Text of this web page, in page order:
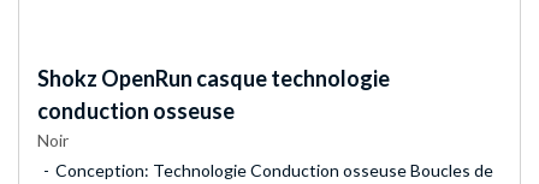
Shokz OpenRun casque technologie
conduction osseuse
Noir
Conception: Technologie Conduction osseuse Boucles de